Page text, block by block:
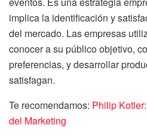
implica la identificación y
del mercado. Las empresas
conocer a su público objetivo,
preferencias, y desarrollar
satisfagan.
Te recomendamos: Philip
del Marketing